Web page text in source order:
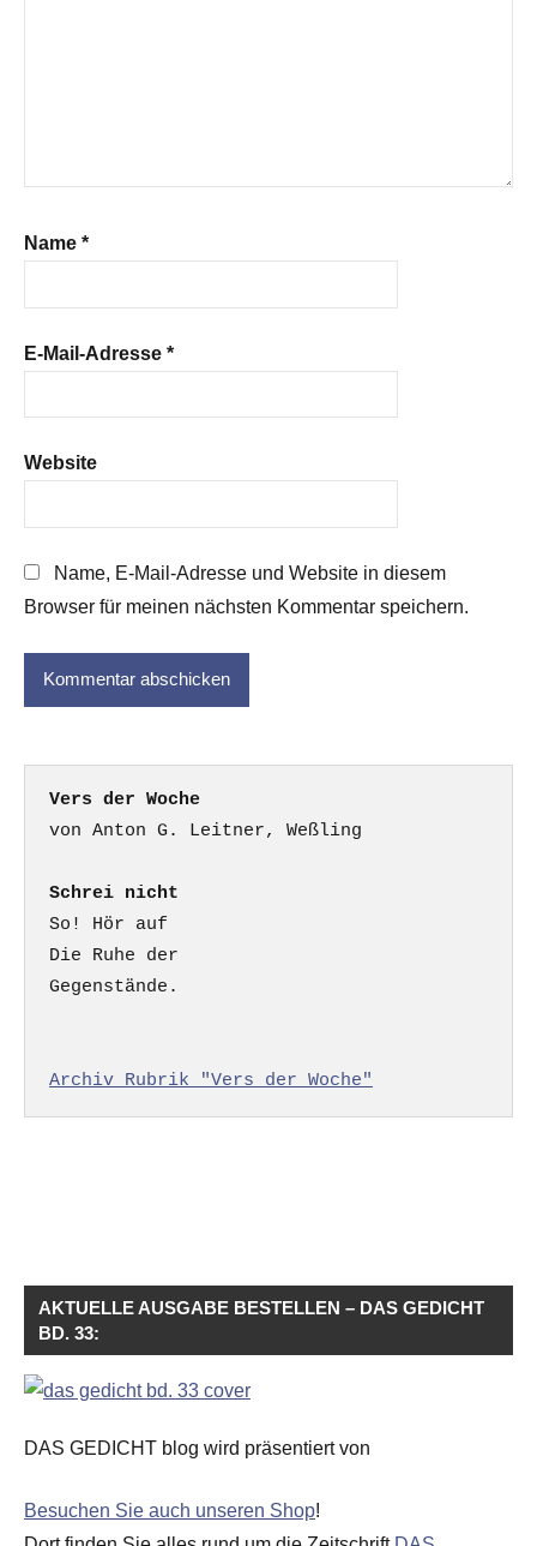
Name *
E-Mail-Adresse *
Website
Name, E-Mail-Adresse und Website in diesem
Browser für meinen nächsten Kommentar speichern.
Vers der Woche
Schrei nicht
So! Hör auf
Die Ruhe der
Gegenstände.
Archiv Rubrik "Vers der Woche"
AKTUELLE AUSGABE BESTELLEN – DAS GEDICHT
BD. 33:
DAS GEDICHT blog wird präsentiert von
Besuchen Sie auch unseren Shop!